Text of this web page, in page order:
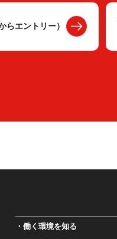
らエントリー）
働く環境を知る